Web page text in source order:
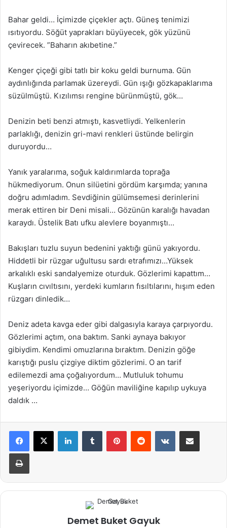
Bahar geldi… İçimizde çiçekler açtı. Güneş tenimizi
ısıtıyordu. Söğüt yaprakları büyüyecek, gök yüzünü
çevirecek. ”Baharın akıbetine.”
Kenger çiçeği gibi tatlı bir koku geldi burnuma. Gün
aydınlığında parlamak üzereydi. Gün ışığı gözkapaklarıma
süzülmüştü. Kızılımsı rengine bürünmüştü, gök…
Denizin beti benzi atmıştı, kasvetliydi. Yelkenlerin
parlaklığı, denizin gri-mavi renkleri üstünde belirgin
duruyordu…
Yanık yaralarıma, soğuk kaldırımlarda toprağa
hükmediyorum. Onun silüetini gördüm karşımda; yanına
doğru adımladım. Sevdiğinin gülümsemesi derinlerini
merak ettiren bir Deni misali… Gözünün karalığı havadan
karaydı. Üstelik Batı ufku alevlere boyanmıştı…
Bakışları tuzlu suyun bedenini yaktığı günü yakıyordu.
Hiddetli bir rüzgar uğultusu sardı etrafımızı…Yüksek
arkalıklı eski sandalyemize oturduk. Gözlerimi kapattım…
Kuşların cıvıltısını, yerdeki kumların fısıltılarını, hışım eden
rüzgarı dinledik…
Deniz adeta kavga eder gibi dalgasıyla karaya çarpıyordu.
Gözlerimi açtım, ona baktım. Sanki aynaya bakıyor
gibiydim. Kendimi omuzlarına bıraktım. Denizin göğe
karıştığı puslu çizgiye diktim gözlerimi. O an tarif
edilemezdi ama çoğalıyordum… Mutluluk tohumu
yeşeriyordu içimizde… Göğün maviliğine kapılıp uykuya
daldık …
LinkedInTumblr PinterestReddit VKontakteE-Posta ile paylaş
Yazdır
Demet Buket Gayuk